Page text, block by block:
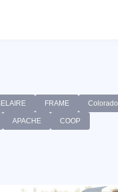
FRAME Colorado
APACHE COOP